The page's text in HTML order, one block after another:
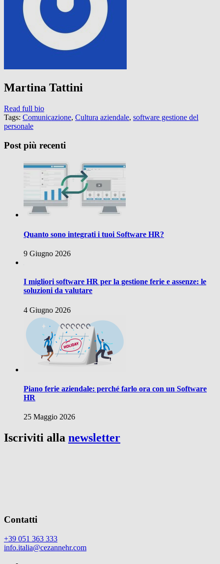
Martina Tattini
Read full bio
Tags: Comunicazione, Cultura aziendale, software gestione del
personale
Post più recenti
Quanto sono integrati i tuoi Software HR?
9 Giugno 2026
I migliori software HR per la gestione ferie e assenze: le
soluzioni da valutare
4 Giugno 2026
Piano ferie aziendale: perché farlo ora con un Software
HR
25 Maggio 2026
Iscriviti alla newsletter
Contatti
+39 051 363 333
info.italia@cezannehr.com